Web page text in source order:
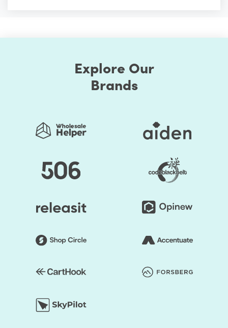
Explore Our
Brands